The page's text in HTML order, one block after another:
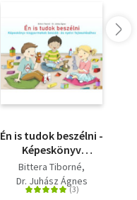
Én is tudok beszélni -
Képeskönyv
kisgyermekek beszéd-
és nyelvi
fejlesztéséhez
Bittera Tiborné
Dr. Juhász Ágnes